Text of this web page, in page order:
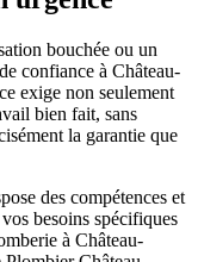
bouchée ou un
confiance à Château-
exige non seulement
bien fait, sans
la garantie que
des compétences et
besoins spécifiques
à Château-